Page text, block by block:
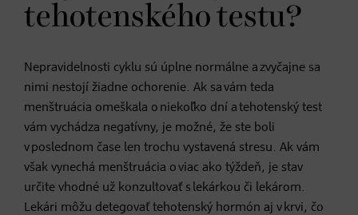
tehotenského testu?
Nepravidelnosti cyklu sú úplne normálne a zvyčajne sa
nimi nestojí žiadne ochorenie. Ak sa vám teda
menštruácia omeškala o niekoľko dní a tehotenský test
vám vychádza negatívny, je možné, že ste boli
v poslednom čase len trochu vystavená stresu. Ak vám
však vynechá menštruácia o viac ako týždeň, je stav
určite vhodné už konzultovať s lekárkou či lekárom.
Lekári môžu detegovať tehotenský hormón aj v krvi, čo